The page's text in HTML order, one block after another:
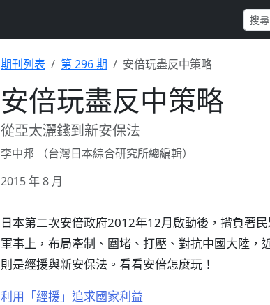
期刊列表 第 296 期 安倍玩盡反中策略
安倍玩盡反中策略
從亞太灑錢到新安保法
李中邦 （台灣日本綜合研究所總編輯）
2015 年 8 月
日本第二次安倍政府2012年12月啟動後，揹負著
軍事上，布局牽制、圍堵、打壓、對抗中國大陸
則是經援與新安保法。看看安倍怎麼玩！
利用「經援」追求國家利益